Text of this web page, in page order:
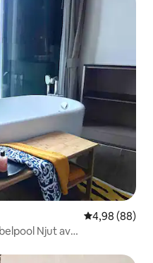
4,98 av 5 i
4,98 (88)
Njut av